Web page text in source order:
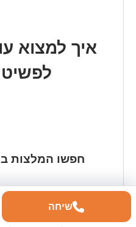
איך למצוא
חפשו המלצות
את התהליך של
שיחה